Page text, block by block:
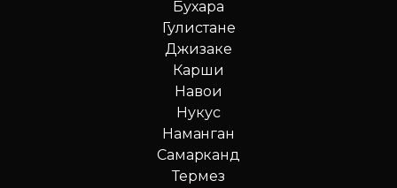
Бухара
Гулистане
Джизаке
Карши
Навои
Нукус
Наманган
Самарканд
Термез